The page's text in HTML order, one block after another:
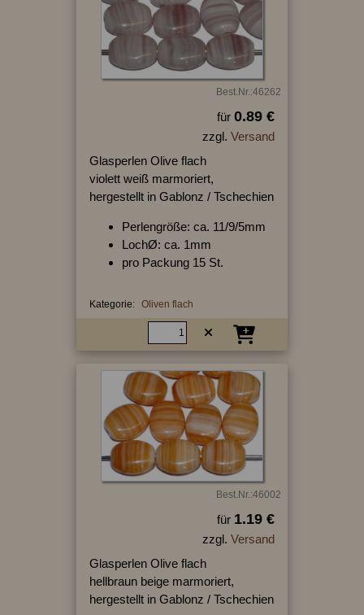
Best.Nr.:46262
für 0.89 €
zzgl. Versand
Glasperlen Olive flach
violett weiß marmoriert,
hergestellt in Gablonz / Tschechien
Perlengröße: ca. 11/9/5mm
LochØ: ca. 1mm
pro Packung 15 St.
Kategorie: Oliven flach
Best.Nr.:46002
für 1.19 €
zzgl. Versand
Glasperlen Olive flach
hellbraun beige marmoriert,
hergestellt in Gablonz / Tschechien